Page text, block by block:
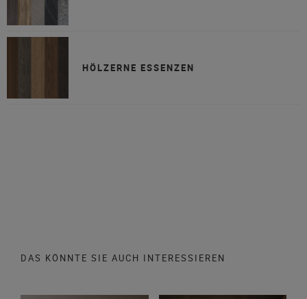
HÖLZERNE ESSENZEN
DAS KÖNNTE SIE AUCH INTERESSIEREN